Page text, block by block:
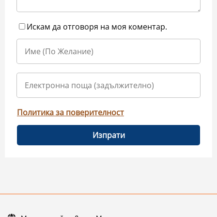
Искам да отговоря на моя коментар.
Политика за поверителност
Изпрати